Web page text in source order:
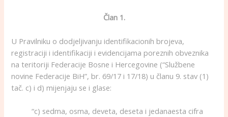
Član 1.
U Pravilniku o dodjeljivanju identifikacionih brojeva,
registraciji i identifikaciji i evidencijama poreznih obveznika
na teritoriji Federacije Bosne i Hercegovine (“Službene
novine Federacije BiH”, br. 69/17 i 17/18) u članu 9. stav (1)
tač. c) i d) mijenjaju se i glase:
“c) sedma, osma, deveta, deseta i jedanaesta cifra